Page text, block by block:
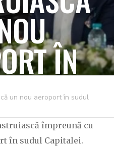
ÎN
un nou aeroport în sudul
împreună cu
în sudul Capitalei.